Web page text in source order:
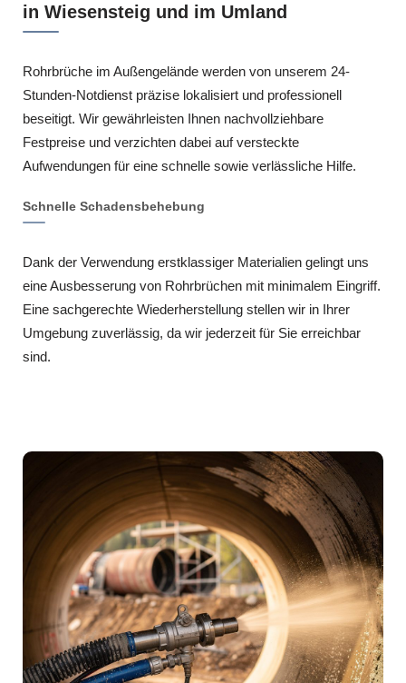
in Wiesensteig und im Umland
Rohrbrüche im Außengelände werden von unserem 24-
Stunden-Notdienst präzise lokalisiert und professionell
beseitigt. Wir gewährleisten Ihnen nachvollziehbare
Festpreise und verzichten dabei auf versteckte
Aufwendungen für eine schnelle sowie verlässliche Hilfe.
Schnelle Schadensbehebung
Dank der Verwendung erstklassiger Materialien gelingt uns
eine Ausbesserung von Rohrbrüchen mit minimalem Eingriff.
Eine sachgerechte Wiederherstellung stellen wir in Ihrer
Umgebung zuverlässig, da wir jederzeit für Sie erreichbar
sind.